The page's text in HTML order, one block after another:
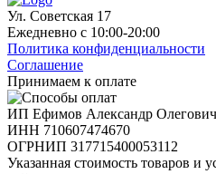
Ул. Советская 17
Ежедневно с 10:00-20:00
Политика конфиденциальности
Соглашение
Принимаем к оплате
ИП Ефимов Александр Олегович
ИНН 710607474670
ОГРНИП 317715400053112
Указанная стоимость товаров и